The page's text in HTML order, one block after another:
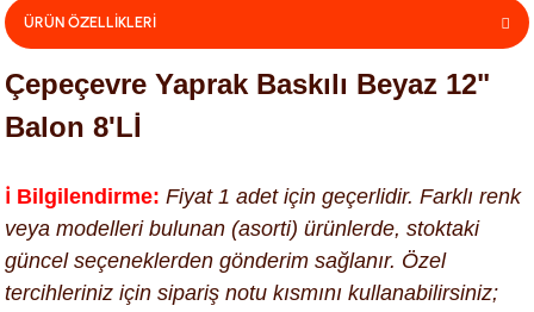
ÜRÜN ÖZELLİKLERİ
Çepeçevre Yaprak Baskılı Beyaz 12"
Balon 8'Lİ
ℹ️ Bilgilendirme: Fiyat 1 adet için geçerlidir. Farklı renk
veya modelleri bulunan (asorti) ürünlerde, stoktaki
güncel seçeneklerden gönderim sağlanır. Özel
tercihleriniz için sipariş notu kısmını kullanabilirsiniz;